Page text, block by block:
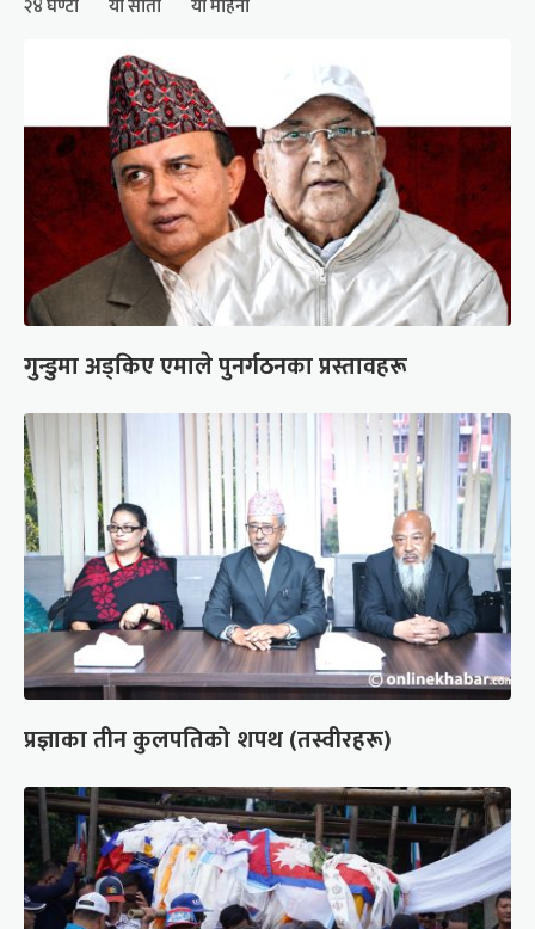
२४ घण्टा यो साता यो महिना
गुन्डुमा अड्किए एमाले पुनर्गठनका प्रस्तावहरू
प्रज्ञाका तीन कुलपतिको शपथ (तस्वीरहरू)